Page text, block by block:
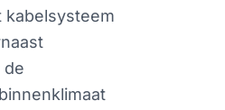
kabelsysteem
de